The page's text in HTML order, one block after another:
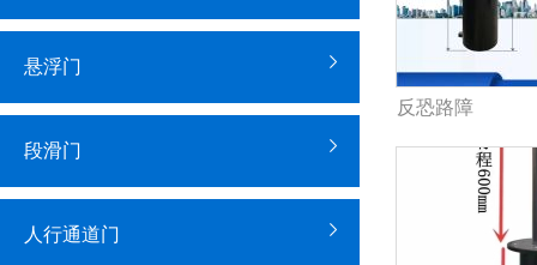
悬浮门
段滑门
人行通道门
反恐路障